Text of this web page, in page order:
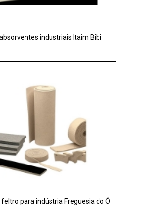
industriais Itaim Bibi
para indústria Freguesia do Ó